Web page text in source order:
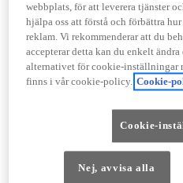
Förbrukning
Euro Class
EURO 6
Kombinerad Co2
webbplats, för att leverera tjänster
hjälpa oss att förstå och förbättra
reklam. Vi rekommenderar att du
accepterar detta kan du enkelt
alternativet för cookie-inställningar
finns i vår cookie-policy. Cookie-
Cookie-
Nej, avvisa alla